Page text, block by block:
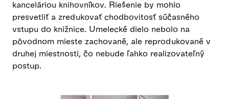
kanceláriou knihovníkov. Riešenie by mohlo
presvetliť a zredukovať chodbovitosť súčasného
vstupu do knižnice. Umelecké dielo nebolo na
pôvodnom mieste zachované, ale reprodukované v
druhej miestnosti, čo nebude ľahko realizovateľný
postup.